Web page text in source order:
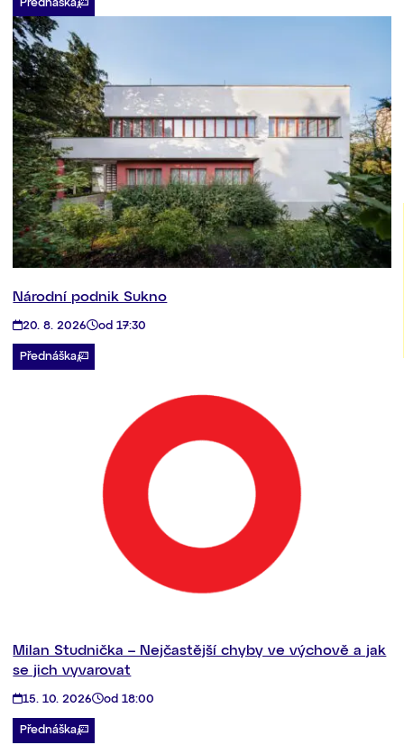
Přednáška
Národní podnik Sukno
20. 8. 2026 od 17:30
Přednáška
Milan Studnička – Nejčastější chyby ve výchově a jak
se jich vyvarovat
15. 10. 2026 od 18:00
Přednáška